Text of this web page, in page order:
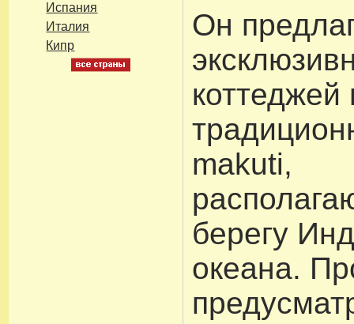
Испания
Италия
Кипр
Он
коттеджей
makuti,
берегу
океана.